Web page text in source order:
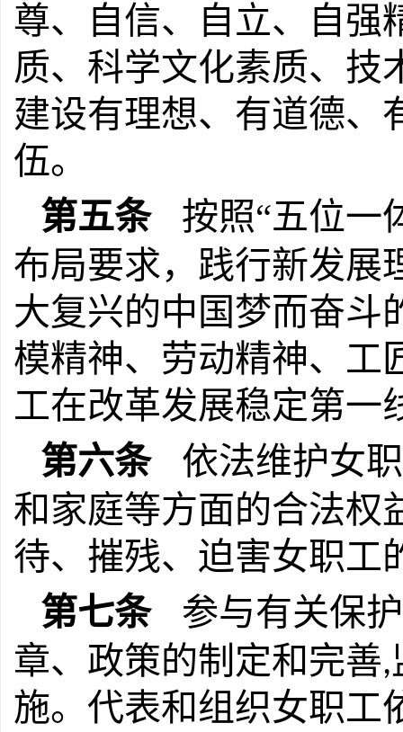
尊、自信、自立、自强
质、科学文化素质、技
建设有理想、有道德、
伍。
第五条
按照“五位一
布局要求，践行新发展
大复兴的中国梦而奋斗
模精神、劳动精神、工
工在改革发展稳定第一
第六条
依法维护女
和家庭等方面的合法权
待、摧残、迫害女职工
第七条
参与有关保
章、政策的制定和完善,
施。代表和组织女职工